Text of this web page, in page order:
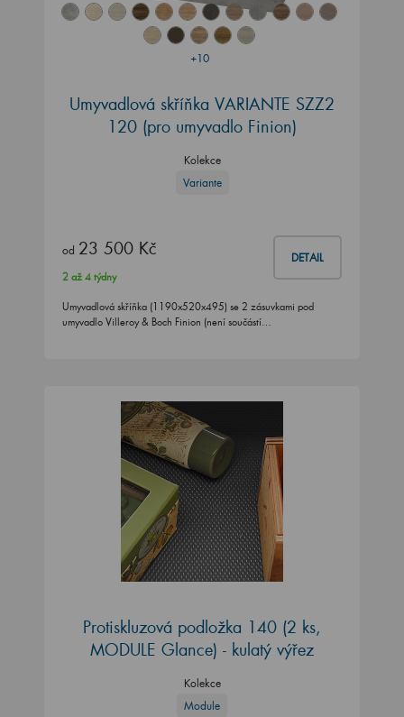
+10
Umyvadlová skříňka VARIANTE SZZ2
120 (pro umyvadlo Finion)
Kolekce
Variante
od 23 500 Kč DETAIL
2 až 4 týdny
Umyvadlová skříňka (1190x520x495) se 2 zásuvkami pod
umyvadlo Villeroy & Boch Finion (není součástí…
Protiskluzová podložka 140 (2 ks,
MODULE Glance) - kulatý výřez
Kolekce
Module